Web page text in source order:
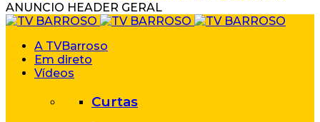
ANUNCIO HEADER GERAL
A TVBarroso
Em direto
Vídeos
Curtas